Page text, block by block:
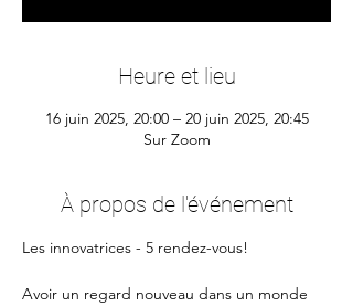
Heure et lieu
16 juin 2025, 20:00 – 20 juin 2025, 20:45
Sur Zoom
À propos de l'événement
Les innovatrices - 5 rendez-vous!
Avoir un regard nouveau dans un monde